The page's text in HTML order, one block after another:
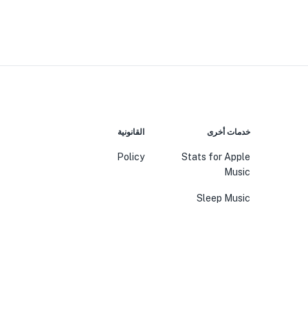
خدمات أخرى
Stats for Apple
Music
Sleep Music
القانونية
Policy